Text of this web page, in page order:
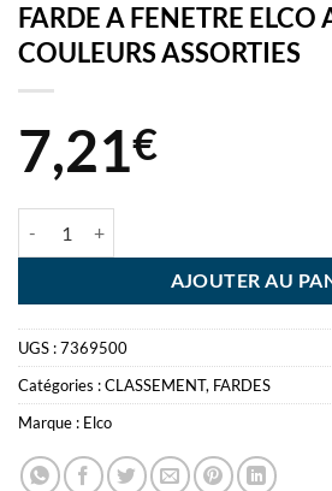
FARDE A FENETRE ELCO
COULEURS ASSORTIES
7,21€
AJOUTER AU
UGS :7369500
Catégories :CLASSEMENT, FARDES
Marque : Elco